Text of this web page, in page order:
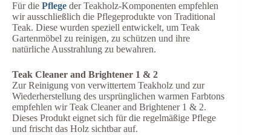
Für die Pflege der Teakholz-Komponenten empfehlen
wir ausschließlich die Pflegeprodukte von Traditional
Teak. Diese wurden speziell entwickelt, um Teak
Gartenmöbel zu reinigen, zu schützen und ihre
natürliche Ausstrahlung zu bewahren.
Teak Cleaner and Brightener 1 & 2
Zur Reinigung von verwittertem Teakholz und zur
Wiederherstellung des ursprünglichen warmen Farbtons
empfehlen wir Teak Cleaner and Brightener 1 & 2.
Dieses Produkt eignet sich für die regelmäßige Pflege
und frischt das Holz sichtbar auf.